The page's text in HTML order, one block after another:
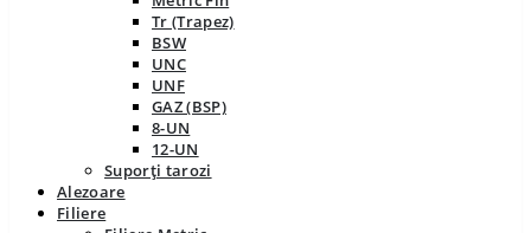
Tr (Trapez)
BSW
UNC
UNF
GAZ (BSP)
8-UN
12-UN
Suporți tarozi
Alezoare
Filiere